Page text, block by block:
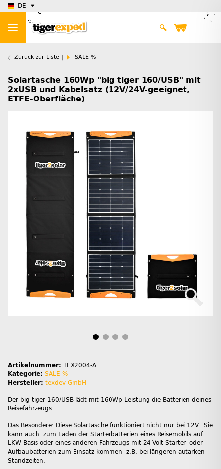
DE
Zurück zur Liste SALE %
Solartasche 160Wp "big tiger 160/USB" mit
2xUSB und Kabelsatz (12V/24V-geeignet,
ETFE-Oberfläche)
Artikelnummer: TEX2004-A
Kategorie: SALE %
Hersteller: texdev GmbH
Der big tiger 160/USB lädt mit 160Wp Leistung die Batterien deines
Reisefahrzeugs.
Das Besondere: Diese Solartasche funktioniert nicht nur bei 12V. Sie
kann auch zum Laden der Starterbatterien eines Reisemobils auf
LKW-Basis oder eines anderen Fahrzeugs mit 24-Volt Starter- oder
Aufbaubatterien zum Einsatz kommen- z.B. bei längeren autarken
Standzeiten.